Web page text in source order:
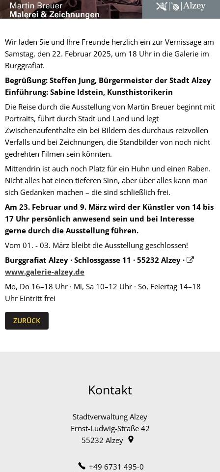
Wir laden Sie und Ihre Freunde herzlich ein zur Vernissage am
Samstag, den 22. Februar 2025, um 18 Uhr in die Galerie im
Burggrafiat.
Begrüßung: Steffen Jung, Bürgermeister der Stadt Alzey
Einführung: Sabine Idstein, Kunsthistorikerin
Die Reise durch die Ausstellung von Martin Breuer beginnt mit
Portraits, führt durch Stadt und Land und legt
Zwischenaufenthalte ein bei Bildern des durchaus reizvollen
Verfalls und bei Zeichnungen, die Standbilder von noch nicht
gedrehten Filmen sein könnten.
Mittendrin ist auch noch Platz für ein Huhn und einen Raben.
Nicht alles hat einen tieferen Sinn, aber über alles kann man
sich Gedanken machen – die sind schließlich frei.
Am 23. Februar und 9. März wird der Künstler von 14 bis
17 Uhr persönlich anwesend sein und bei Interesse
gerne durch die Ausstellung führen.
Vom 01. - 03. März bleibt die Ausstellung geschlossen!
Burggrafiat Alzey · Schlossgasse 11 · 55232 Alzey ·
www.galerie-alzey.de
Mo, Do 16–18 Uhr · Mi, Sa 10–12 Uhr · So, Feiertag 14–18
Uhr Eintritt frei
ZURÜCK
Kontakt
Stadtverwaltung Alzey
Ernst-Ludwig-Straße 42
55232 Alzey
+49 6731 495-0